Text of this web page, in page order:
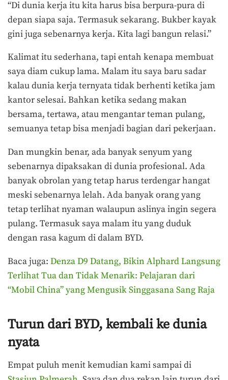
“Di dunia kerja itu kita harus bisa berpura-pura di
depan siapa saja. Termasuk sekarang. Bukber kayak
gini juga sebenarnya kerja. Kita lagi bangun relasi.”
Kalimat itu sederhana, tapi entah kenapa membuat
saya diam cukup lama. Malam itu saya baru sadar
kalau dunia kerja ternyata tidak berhenti ketika jam
kantor selesai. Bahkan ketika sedang makan
bersama, tertawa, atau mengantar teman pulang,
semuanya tetap bisa menjadi bagian dari pekerjaan.
Dan mungkin benar, ada banyak senyum yang
sebenarnya dipaksakan di dunia profesional. Ada
banyak obrolan yang tetap harus terdengar hangat
meski sebenarnya lelah. Ada banyak orang yang
tetap terlihat nyaman walaupun aslinya ingin segera
pulang. Termasuk saya malam itu yang duduk
dengan rasa kagum di dalam BYD.
Baca juga: Denza D9 Datang, Bikin Alphard Langsung
Terlihat Tua dan Tidak Menarik: Pelajaran dari
“Mobil China” yang Mengusik Singgasana Sang Raja
Turun dari BYD, kembali ke dunia
nyata
Empat puluh menit kemudian kami sampai di